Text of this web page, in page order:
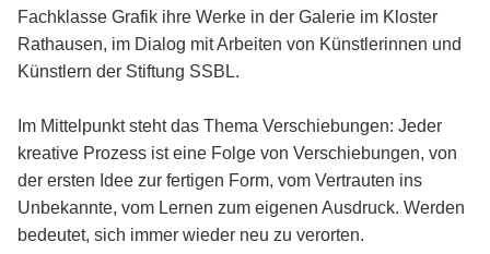
Fachklasse Grafik ihre Werke in der Galerie im Kloster
Rathausen, im Dialog mit Arbeiten von Künstlerinnen und
Künstlern der Stiftung SSBL.
Im Mittelpunkt steht das Thema Verschiebungen: Jeder
kreative Prozess ist eine Folge von Verschiebungen, von
der ersten Idee zur fertigen Form, vom Vertrauten ins
Unbekannte, vom Lernen zum eigenen Ausdruck. Werden
bedeutet, sich immer wieder neu zu verorten.